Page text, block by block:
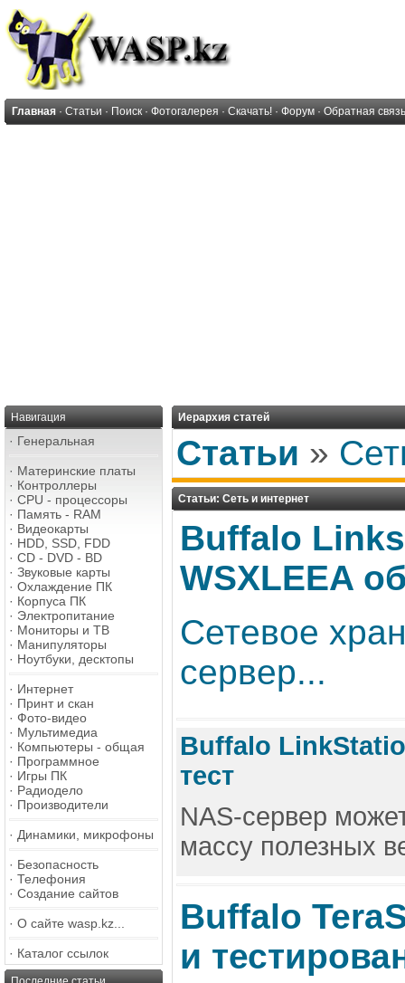
Главная · Статьи · Поиск · Фотогалерея · Скачать! · Форум · Обратная связь
Навигация
· Генеральная
· Материнские платы
· Контроллеры
· CPU - процессоры
· Память - RAM
· Видеокарты
· HDD, SSD, FDD
· CD - DVD - BD
· Звуковые карты
· Охлаждение ПК
· Корпуса ПК
· Электропитание
· Мониторы и ТВ
· Манипуляторы
· Ноутбуки, десктопы
· Интернет
· Принт и скан
· Фото-видео
· Мультимедиа
· Компьютеры - общая
· Программное
· Игры ПК
· Радиодело
· Производители
· Динамики, микрофоны
· Безопасность
· Телефония
· Создание сайтов
· О сайте wasp.kz...
· Каталог ссылок
Иерархия статей
Статьи »
Статьи: Сеть и интернет
Buffalo
WSXLEEA
Сетевое
сервер...
Buffalo
тест
NAS-сервер
массу полезных
Buffalo
и